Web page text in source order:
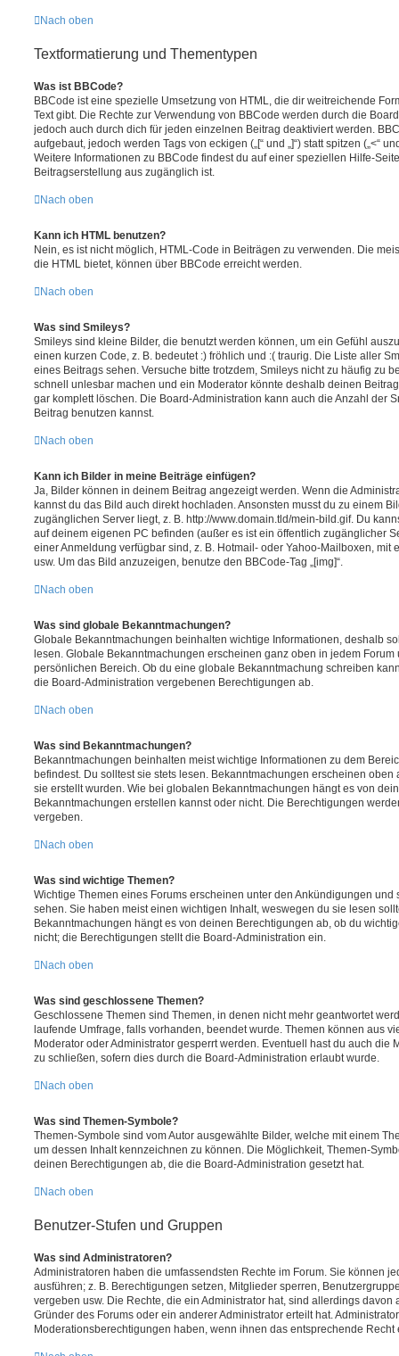
Nach oben
Textformatierung und Thementypen
Was ist BBCode?
BBCode ist eine spezielle Umsetzung von HTML, die dir weitreichende
Text gibt. Die Rechte zur Verwendung von BBCode werden durch die
jedoch auch durch dich für jeden einzelnen Beitrag deaktiviert werden.
aufgebaut, jedoch werden Tags von eckigen („[“ und „]“) statt spitzen („<“
Weitere Informationen zu BBCode findest du auf einer speziellen Hilfe-
Beitragserstellung aus zugänglich ist.
Nach oben
Kann ich HTML benutzen?
Nein, es ist nicht möglich, HTML-Code in Beiträgen zu verwenden. Die
die HTML bietet, können über BBCode erreicht werden.
Nach oben
Was sind Smileys?
Smileys sind kleine Bilder, die benutzt werden können, um ein Gefühl
einen kurzen Code, z. B. bedeutet :) fröhlich und :( traurig. Die Liste aller
eines Beitrags sehen. Versuche bitte trotzdem, Smileys nicht zu häufig zu
schnell unlesbar machen und ein Moderator könnte deshalb deinen
gar komplett löschen. Die Board-Administration kann auch die Anzahl der
Beitrag benutzen kannst.
Nach oben
Kann ich Bilder in meine Beiträge einfügen?
Ja, Bilder können in deinem Beitrag angezeigt werden. Wenn die
kannst du das Bild auch direkt hochladen. Ansonsten musst du zu einem
zugänglichen Server liegt, z. B. http://www.domain.tld/mein-bild.gif. Du
auf deinem eigenen PC befinden (außer es ist ein öffentlich zugänglicher
einer Anmeldung verfügbar sind, z. B. Hotmail- oder Yahoo-Mailboxen, mit
usw. Um das Bild anzuzeigen, benutze den BBCode-Tag „[img]“.
Nach oben
Was sind globale Bekanntmachungen?
Globale Bekanntmachungen beinhalten wichtige Informationen, deshalb
lesen. Globale Bekanntmachungen erscheinen ganz oben in jedem
persönlichen Bereich. Ob du eine globale Bekanntmachung schreiben
die Board-Administration vergebenen Berechtigungen ab.
Nach oben
Was sind Bekanntmachungen?
Bekanntmachungen beinhalten meist wichtige Informationen zu dem
befindest. Du solltest sie stets lesen. Bekanntmachungen erscheinen oben
sie erstellt wurden. Wie bei globalen Bekanntmachungen hängt es von
Bekanntmachungen erstellen kannst oder nicht. Die Berechtigungen
vergeben.
Nach oben
Was sind wichtige Themen?
Wichtige Themen eines Forums erscheinen unter den Ankündigungen und
sehen. Sie haben meist einen wichtigen Inhalt, weswegen du sie lesen
Bekanntmachungen hängt es von deinen Berechtigungen ab, ob du
nicht; die Berechtigungen stellt die Board-Administration ein.
Nach oben
Was sind geschlossene Themen?
Geschlossene Themen sind Themen, in denen nicht mehr geantwortet
laufende Umfrage, falls vorhanden, beendet wurde. Themen können aus
Moderator oder Administrator gesperrt werden. Eventuell hast du auch die
zu schließen, sofern dies durch die Board-Administration erlaubt wurde.
Nach oben
Was sind Themen-Symbole?
Themen-Symbole sind vom Autor ausgewählte Bilder, welche mit einem
um dessen Inhalt kennzeichnen zu können. Die Möglichkeit, Themen-
deinen Berechtigungen ab, die die Board-Administration gesetzt hat.
Nach oben
Benutzer-Stufen und Gruppen
Was sind Administratoren?
Administratoren haben die umfassendsten Rechte im Forum. Sie können
ausführen; z. B. Berechtigungen setzen, Mitglieder sperren,
vergeben usw. Die Rechte, die ein Administrator hat, sind allerdings
Gründer des Forums oder ein anderer Administrator erteilt hat.
Moderationsberechtigungen haben, wenn ihnen das entsprechende Recht